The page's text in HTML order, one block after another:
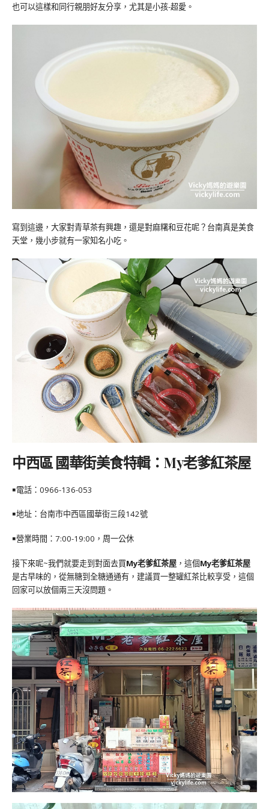
也可以這樣和同行親朋好友分享，尤其是小孩-超愛。
寫到這邊，大家對青草茶有興趣，還是對麻糬和豆花呢？台南真是美食
天堂，幾小步就有一家知名小吃。
中西區 國華街美食特輯：My老爹紅茶屋
￭電話： 0966-136-053
￭地址：台南市中西區國華街三段142號
￭營業時間：7:00-19:00，周一公休
接下來呢~我們就要走到對面去買My老爹紅茶屋 ，這個My老爹紅茶屋
是古早味的，從無糖到全糖通通有，建議買一整罐紅茶比較享受，這個
回家可以放個兩三天沒問題。